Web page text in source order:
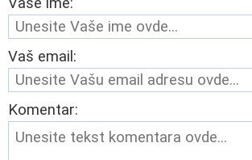
Vaš email:
Komentar: